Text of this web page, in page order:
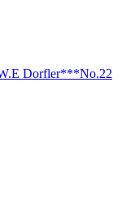
Dorfler***No.22